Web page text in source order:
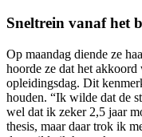
Sneltrein vanaf het
Op maandag diende ze
hoorde ze dat het akkoord
opleidingsdag. Dit
houden. “Ik wilde dat de
wel dat ik zeker 2,5 jaar
thesis, maar daar trok ik